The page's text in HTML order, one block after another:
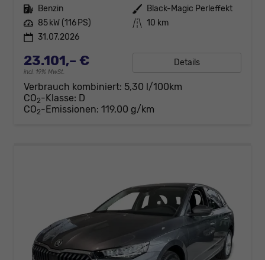
Kraftstoff Benzin Außenfarbe Black-Magic Perleffekt
Leistung 85 kW (116 PS) Kilometerstand 10 km
31.07.2026
23.101,– €
incl. 19% MwSt.
Details
Verbrauch kombiniert: 5,30 l/100km
CO2-Klasse: D
CO2-Emissionen: 119,00 g/km